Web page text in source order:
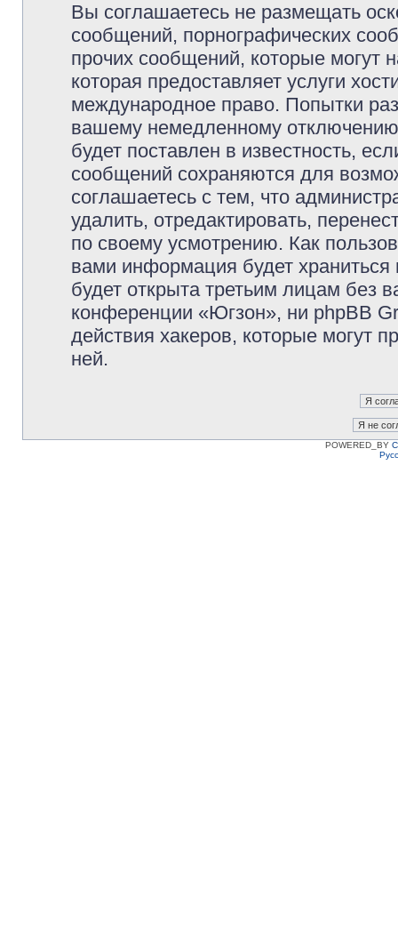
Вы соглашаетесь не размещать
сообщений, порнографических
прочих сообщений, которые могут
которая предоставляет услуги
международное право. Попытки
вашему немедленному
будет поставлен в известность,
сообщений сохраняются для
соглашаетесь с тем, что
удалить, отредактировать,
по своему усмотрению. Как
вами информация будет
будет открыта третьим лицам без
конференции «Югзон», ни phpBB
действия хакеров, которые могут
ней.
POWERED_BY